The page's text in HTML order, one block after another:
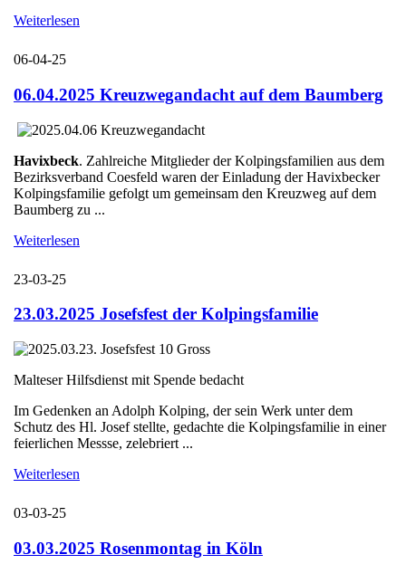
Weiterlesen
06-04-25
06.04.2025 Kreuzwegandacht auf dem Baumberg
Havixbeck. Zahlreiche Mitglieder der Kolpingsfamilien aus dem
Bezirksverband Coesfeld waren der Einladung der Havixbecker
Kolpingsfamilie gefolgt um gemeinsam den Kreuzweg auf dem
Baumberg zu ...
Weiterlesen
23-03-25
23.03.2025 Josefsfest der Kolpingsfamilie
Malteser Hilfsdienst mit Spende bedacht
Im Gedenken an Adolph Kolping, der sein Werk unter dem
Schutz des Hl. Josef stellte, gedachte die Kolpingsfamilie in einer
feierlichen Messse, zelebriert ...
Weiterlesen
03-03-25
03.03.2025 Rosenmontag in Köln